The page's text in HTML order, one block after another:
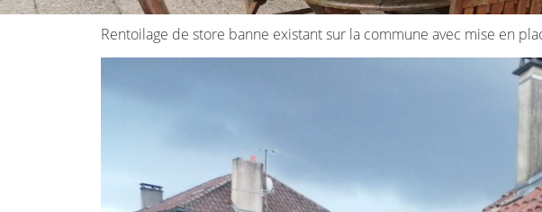
Rentoilage de store banne existant sur la commune avec mise en